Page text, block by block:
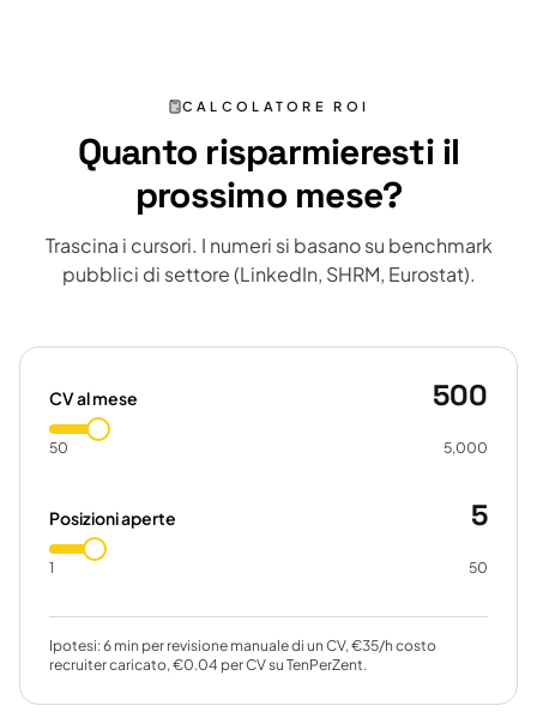
CALCOLATORE ROI
Quanto risparmieresti il
prossimo mese?
Trascina i cursori. I numeri si basano su benchmark
pubblici di settore (LinkedIn, SHRM, Eurostat).
CV al mese 500
50 5,000
Posizioni aperte 5
1 50
Ipotesi: 6 min per revisione manuale di un CV, €35/h costo
recruiter caricato, €0.04 per CV su TenPerZent.